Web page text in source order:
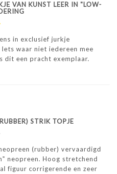
VAN KUNST LEER IN "LOW-
in exclusief jurkje
Iets waar niet iedereen mee
dit een pracht exemplaar.
licht stretchend zwart
leer met een echte leer
STRIK TOPJE
(rubber) vervaardigd
neopreen. Hoog stretchend
figuur corrigerende en zeer